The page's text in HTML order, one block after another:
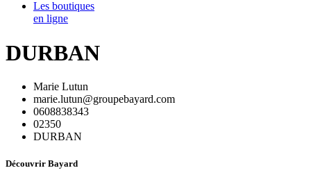
Les boutiques
en ligne
DURBAN
Marie Lutun
marie.lutun@groupebayard.com
0608838343
02350
DURBAN
Découvrir Bayard